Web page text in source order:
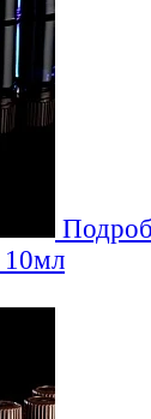
10мл